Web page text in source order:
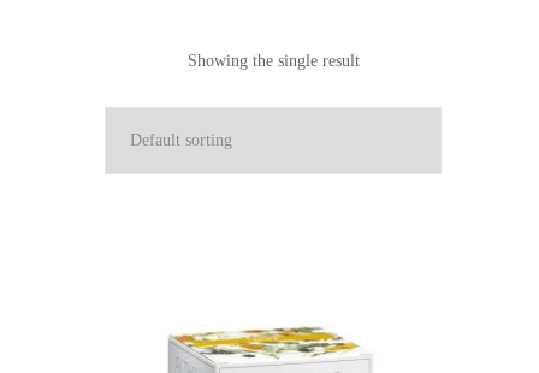
Showing the single result